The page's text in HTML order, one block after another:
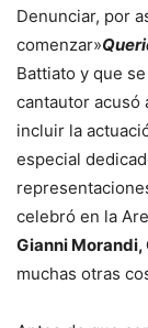
Denunciar, por
comenzar»
Battiato y que
cantautor acusó
incluir la
especial
celebró en la
Gianni Morandi,
muchas otras